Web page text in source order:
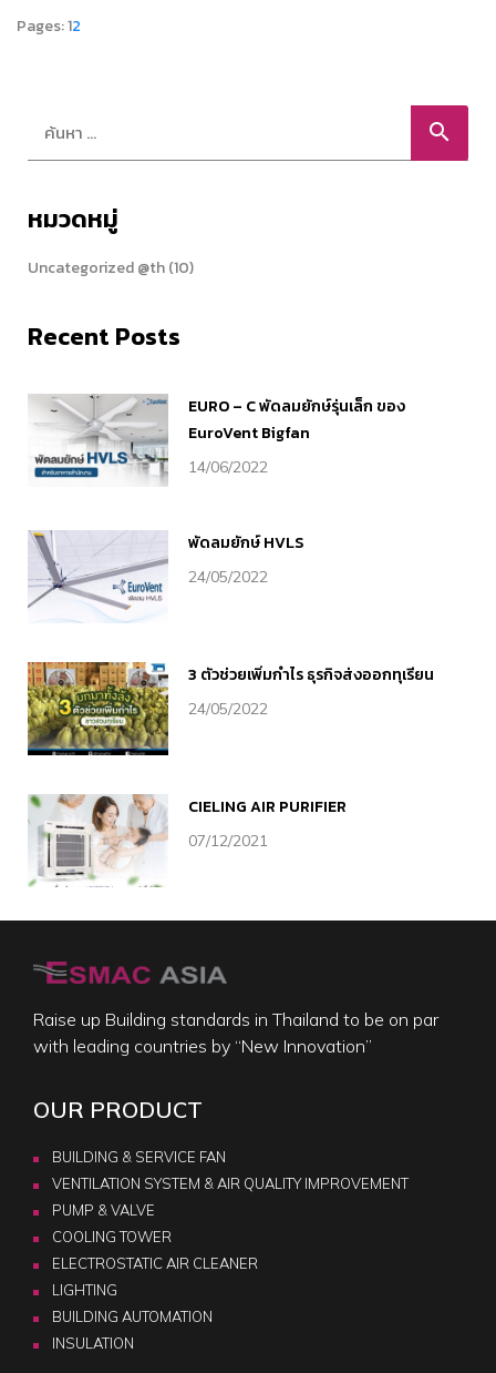
Pages:12
search
หมวดหมู่
Uncategorized @th(10)
Recent Posts
EURO – C พัดลมยักษ์รุ่นเล็ก ของ
EuroVent Bigfan
14/06/2022
พัดลมยักษ์ HVLS
24/05/2022
3 ตัวช่วยเพิ่มกำไร ธุรกิจส่งออกทุเรียน
24/05/2022
CIELING AIR PURIFIER
07/12/2021
Raise up Building standards in Thailand to be on par
with leading countries by “New Innovation”
OUR PRODUCT
BUILDING & SERVICE FAN
VENTILATION SYSTEM & AIR QUALITY IMPROVEMENT
PUMP & VALVE
COOLING TOWER
ELECTROSTATIC AIR CLEANER
LIGHTING
BUILDING AUTOMATION
INSULATION